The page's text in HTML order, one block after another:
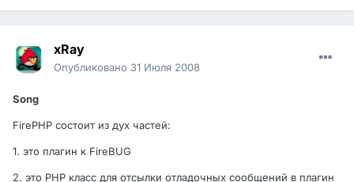
xRay
Опубликовано 31 Июля 2008
Song
FirePHP состоит из дух частей:
1. это плагин к FireBUG
2. это PHP класс для отсылки отладочных сообщений в плагин